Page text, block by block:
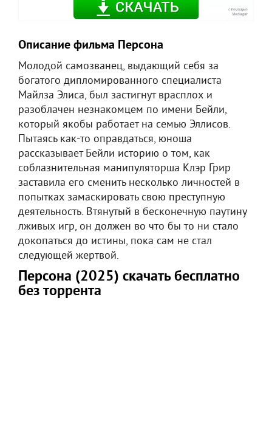
Описание фильма Персона
Молодой самозванец, выдающий себя за
богатого дипломированного специалиста
Майлза Элиса, был застигнут врасплох и
разоблачен незнакомцем по имени Бейли,
который якобы работает на семью Эллисов.
Пытаясь как-то оправдаться, юноша
рассказывает Бейли историю о том, как
соблазнительная манипуляторша Клэр Грир
заставила его сменить несколько личностей в
попытках замаскировать свою преступную
деятельность. Втянутый в бесконечную паутину
лживых игр, он должен во что бы то ни стало
докопаться до истины, пока сам не стал
следующей жертвой.
Персона (2025) скачать бесплатно
без торрента